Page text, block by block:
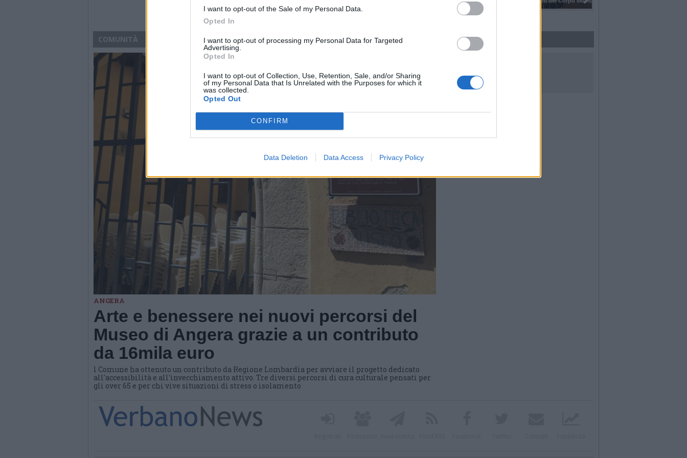
I want to opt-out of the Sale of my Personal Data.
Opted In
I want to opt-out of processing my Personal Data for Targeted
Advertising.
Opted In
I want to opt-out of Collection, Use, Retention, Sale, and/or Sharing
of my Personal Data that Is Unrelated with the Purposes for which it
was collected.
Opted Out
CONFIRM
Data Deletion Data Access Privacy Policy
COMUNITÀ
ANGERA
Arte e benessere nei nuovi percorsi del
Museo di Angera grazie a un contributo
da 16mila euro
l Comune ha ottenuto un contributo da Regione Lombardia per avviare il progetto dedicato
all'accessibilità e all'invecchiamento attivo. Tre diversi percorsi di cura culturale pensati per
gli over 65 e per chi vive situazioni di stress o isolamento